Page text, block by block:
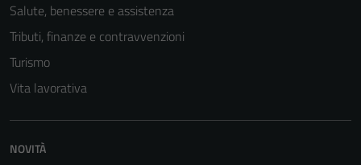
Salute, benessere e assistenza
Tributi, finanze e contravvenzioni
Turismo
Vita lavorativa
NOVITÀ
non raccolgono